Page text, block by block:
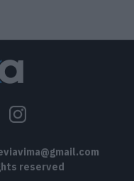
reserved